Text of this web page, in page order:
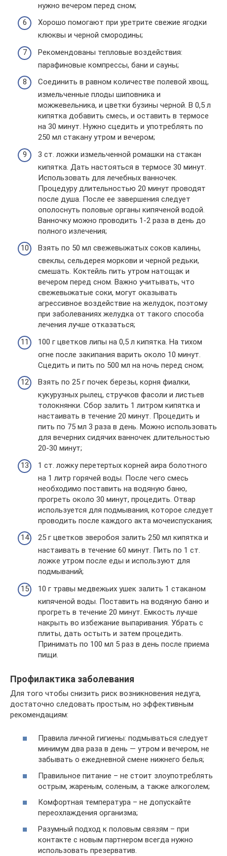
нужно вечером перед сном;
Хорошо помогают при уретрите свежие ягодки
клюквы и черной смородины;
Рекомендованы тепловые воздействия:
парафиновые компрессы, бани и сауны;
Соединить в равном количестве полевой хвощ,
измельченные плоды шиповника и
можжевельника, и цветки бузины черной. В 0,5 л
кипятка добавить смесь, и оставить в термосе
на 30 минут. Нужно сцедить и употреблять по
250 мл стакану утром и вечером;
3 ст. ложки измельченной ромашки на стакан
кипятка. Дать настояться в термосе 30 минут.
Использовать для лечебных ванночек.
Процедуру длительностью 20 минут проводят
после душа. После ее завершения следует
ополоснуть половые органы кипяченой водой.
Ванночку можно проводить 1-2 раза в день до
полного излечения;
Взять по 50 мл свежевыжатых соков калины,
свеклы, сельдерея моркови и черной редьки,
смешать. Коктейль пить утром натощак и
вечером перед сном. Важно учитывать, что
свежевыжатые соки, могут оказывать
агрессивное воздействие на желудок, поэтому
при заболеваниях желудка от такого способа
лечения лучше отказаться;
100 г цветков липы на 0,5 л кипятка. На тихом
огне после закипания варить около 10 минут.
Сцедить и пить по 500 мл на ночь перед сном;
Взять по 25 г почек березы, корня фиалки,
кукурузных рылец, стручков фасоли и листьев
толокнянки. Сбор залить 1 литром кипятка и
настаивать в течение 20 минут. Процедить и
пить по 75 мл 3 раза в день. Можно использовать
для вечерних сидячих ванночек длительностью
20-30 минут;
1 ст. ложку перетертых корней аира болотного
на 1 литр горячей воды. После чего смесь
необходимо поставить на водяную баню,
прогреть около 30 минут, процедить. Отвар
используется для подмывания, которое следует
проводить после каждого акта мочеиспускания;
25 г цветков зверобоя залить 250 мл кипятка и
настаивать в течение 60 минут. Пить по 1 ст.
ложке утром после еды и используют для
подмываний;
10 г травы медвежьих ушек залить 1 стаканом
кипяченой воды. Поставить на водяную баню и
прогреть в течение 20 минут. Емкость лучше
накрыть во избежание выпаривания. Убрать с
плиты, дать остыть и затем процедить.
Принимать по 100 мл 5 раз в день после приема
пищи.
Профилактика заболевания
Для того чтобы снизить риск возникновения недуга,
достаточно следовать простым, но эффективным
рекомендациям:
Правила личной гигиены: подмываться следует
минимум два раза в день — утром и вечером, не
забывать о ежедневной смене нижнего белья;
Правильное питание – не стоит злоупотреблять
острым, жареным, соленым, а также алкоголем;
Комфортная температура – не допускайте
переохлаждения организма;
Разумный подход к половым связям – при
контакте с новым партнером всегда нужно
использовать презерватив.